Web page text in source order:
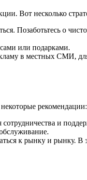
Вот несколько
Позаботьтесь о
или подарками.
в местных СМИ,
рекомендации:
и
к рынку и рынку. В